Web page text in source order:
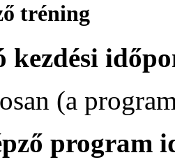
tréning
kezdési
(a
program